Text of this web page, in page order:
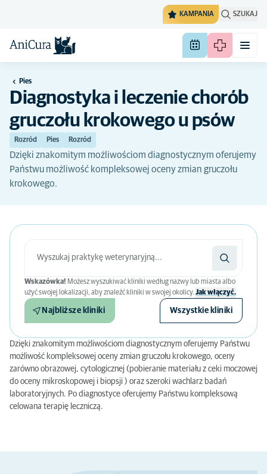
KAMPANIA SZUKAJ
Pies
Diagnostyka i leczenie chorób
gruczołu krokowego u psów
Rozród Pies Rozród
Dzięki znakomitym możliwościom diagnostycznym oferujemy
Państwu możliwość kompleksowej oceny zmian gruczołu
krokowego.
Wskazówka! Możesz wyszukiwać kliniki według nazwy lub miasta albo
użyć swojej lokalizacji, aby znaleźć kliniki w swojej okolicy. Jak włączyć.
Najbliższe kliniki Wszystkie kliniki
Dzięki znakomitym możliwościom diagnostycznym oferujemy Państwu
możliwość kompleksowej oceny zmian gruczołu krokowego, oceny
zarówno obrazowej, cytologicznej (pobieranie materiału z ceki moczowej
do oceny mikroskopowej i biopsji ) oraz szeroki wachlarz badań
laboratoryjnych. Po diagnostyce oferujemy Państwu kompleksową
celowana terapię leczniczą.